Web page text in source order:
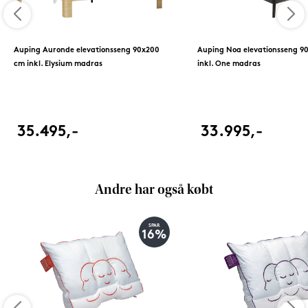
Auping Auronde elevationsseng 90x200
cm inkl. Elysium madras
35.495,-
Auping Noa elevationsseng
inkl. One madras
33.995,-
Andre har også købt
SPAR
16%